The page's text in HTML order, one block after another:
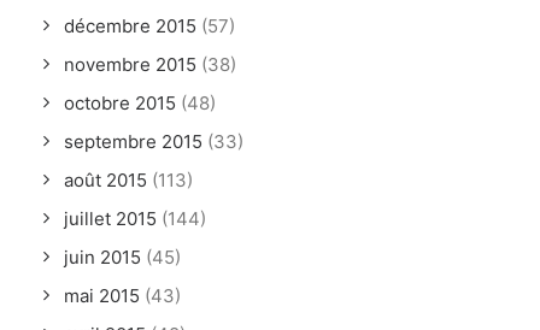
décembre 2015 (57)
novembre 2015 (38)
octobre 2015 (48)
septembre 2015 (33)
août 2015 (113)
juillet 2015 (144)
juin 2015 (45)
mai 2015 (43)